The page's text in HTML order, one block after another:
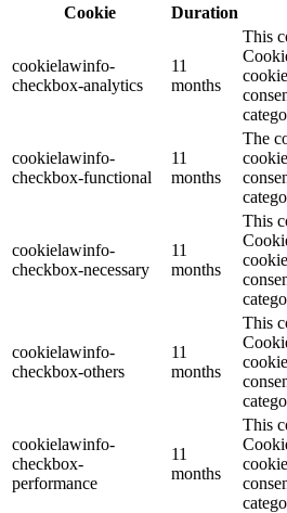
Cookie
Duration
cookielawinfo-
checkbox-analytics
11
months
This
cookielawinfo-
checkbox-functional
11
months
The
cookielawinfo-
checkbox-necessary
11
months
This
cookielawinfo-
checkbox-others
11
months
This
cookielawinfo-
checkbox-
performance
11
months
This